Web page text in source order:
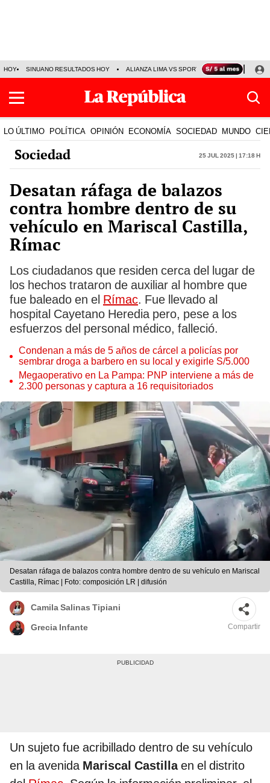
HOY SINUANO RESULTADOS HOY ALIANZA LIMA VS SPORT BOYS JORGE
LO ÚLTIMO POLÍTICA OPINIÓN ECONOMÍA SOCIEDAD MUNDO
Sociedad 25 Jul 2025 | 17:18 h
Desatan ráfaga de balazos
contra hombre dentro de su
vehículo en Mariscal Castilla,
Rímac
Los ciudadanos que residen cerca del lugar de
los hechos trataron de auxiliar al hombre que
fue baleado en el Rímac. Fue llevado al
hospital Cayetano Heredia pero, pese a los
esfuerzos del personal médico, falleció.
Condenan a más de 5 años de cárcel a policías por
sembrar droga a barbero en su local y exigirle S/5.000
Megaoperativo en La Pampa: PNP interviene a más de
2.300 personas y captura a 16 requisitoriados
Desatan ráfaga de balazos contra hombre dentro de su vehículo en Mariscal
Castilla, Rímac | Foto: composición LR | difusión
Camila Salinas Tipiani
Grecia Infante Compartir
Un sujeto fue acribillado dentro de su vehículo
en la avenida Mariscal Castillaen el distrito